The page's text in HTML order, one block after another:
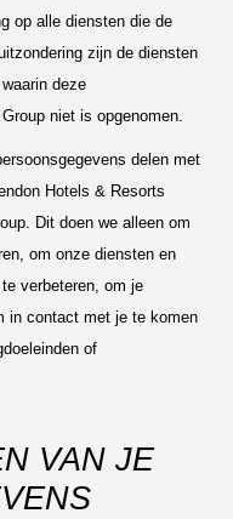
op alle diensten die de
zijn de diensten
deze
niet is opgenomen.
delen met
Hotels & Resorts
Dit doen we alleen om
om onze diensten en
verbeteren, om je
in contact met je te komen
of
VAN JE